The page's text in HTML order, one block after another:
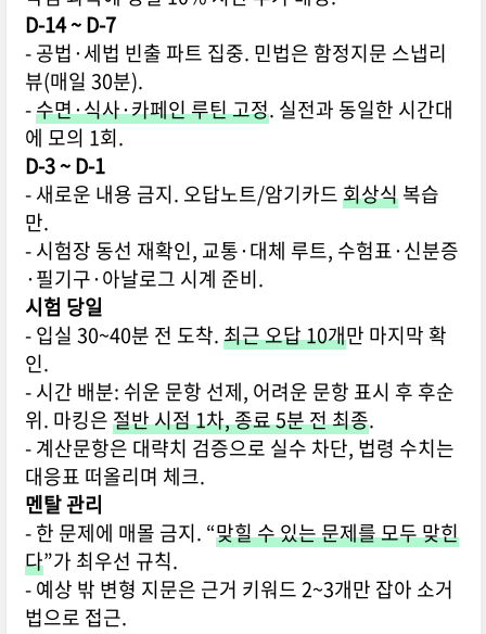
D-14 ~ D-7
- 공법·세법 빈출 파트 집중. 민법은 함정지문 스냅리
뷰(매일 30분).
-수면·식사·카페인 루틴 고정. 실전과 동일한 시간대
에 모의 1회.
D-3 ~ D-1
- 새로운 내용 금지. 오답노트/암기카드회상식복습
만.
- 시험장 동선 재확인, 교통·대체 루트, 수험표·신분증
·필기구·아날로그 시계 준비.
시험 당일
- 입실 30~40분 전 도착.최근 오답 10개만 마지막 확
인.
- 시간 배분: 쉬운 문항 선제, 어려운 문항 표시 후 후순
위. 마킹은절반 시점 1차, 종료 5분 전 최종.
- 계산문항은 대략치 검증으로 실수 차단, 법령 수치는
대응표 떠올리며 체크.
멘탈 관리
- 한 문제에 매몰 금지. “맞힐 수 있는 문제를 모두 맞힌
다”가 최우선 규칙.
- 예상 밖 변형 지문은 근거 키워드 2~3개만 잡아 소거
법으로 접근.